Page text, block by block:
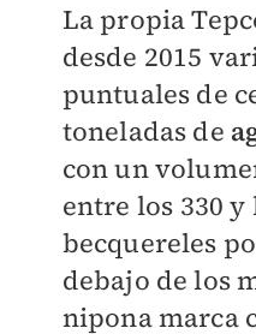
La propia
desde 2015
puntuales de
toneladas de
con un
entre los 330 y
becquereles
debajo de los
nipona marca